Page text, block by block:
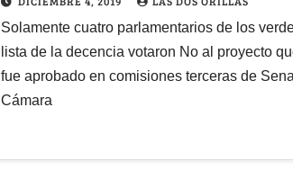
Solamente cuatro parlamentarios de los
lista de la decencia votaron No al proyecto
fue aprobado en comisiones terceras de
Cámara